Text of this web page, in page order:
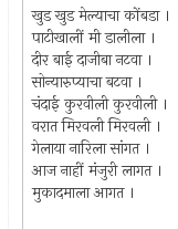
खुड खुड मेल्याचा कोंबडा ।
पाटीखालीं मी डालीला ।
दीर बाई दाजीबा नटवा ।
सोन्यारुप्याचा बटवा ।
चंदाई कुरवीली कुरवीली ।
वरात मिरवली मिरवली ।
गेलाया नारिला सांगत ।
आज नाहीं मंजुरी लागत ।
मुकादमाला आगत ।